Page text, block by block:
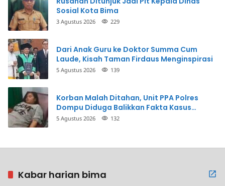
Sosial Kota Bima
3 Agustus 2026 229
Dari Anak Guru ke Doktor Summa Cum
Laude, Kisah Taman Firdaus Menginspirasi
5 Agustus 2026 139
Korban Malah Ditahan, Unit PPA Polres
Dompu Diduga Balikkan Fakta Kasus
Penganiayaan
5 Agustus 2026 132
Kabar harian bima